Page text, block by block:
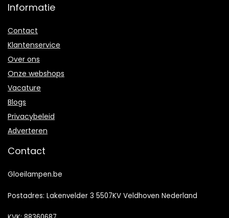
Informatie
Contact
Klantenservice
Over ons
Onze webshops
Vacature
Blogs
Privacybeleid
Adverteren
Contact
Gloeilampen.be
Postadres: Lakenvelder 3 5507KV Veldhoven Nederland